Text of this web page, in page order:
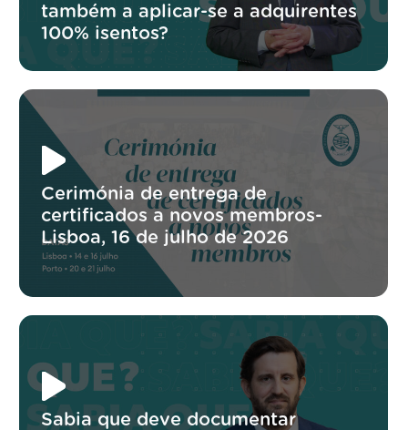
também a aplicar-se a adquirentes
100% isentos?
Cerimónia de entrega de
certificados a novos membros-
Lisboa, 16 de julho de 2026
Sabia que deve documentar